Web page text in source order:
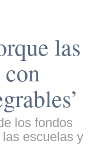
las
los fondos
escuelas y